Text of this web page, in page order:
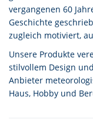
vergangenen 60
Geschichte
zugleich motiviert,
Unsere Produkte
stilvollem Design
Anbieter
Haus, Hobby und